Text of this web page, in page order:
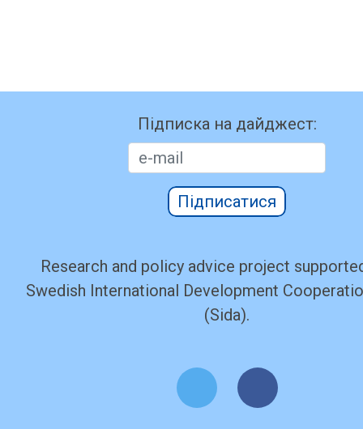
Підписка на дайджест:
Підписатися
Research and policy advice project
Swedish International Development
(Sida).